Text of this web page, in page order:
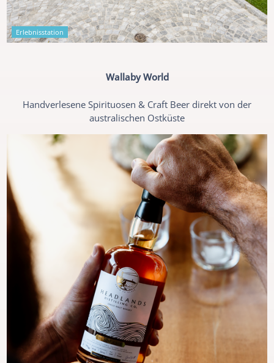
Erlebnisstation
Wallaby World
Handverlesene Spirituosen & Craft Beer direkt von der
australischen Ostküste